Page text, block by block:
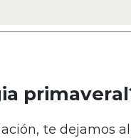
te dejamos